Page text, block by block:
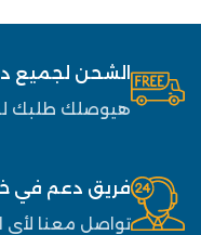
الشحن لجميع
هيوصلك طلبك
فريق دعم في
تواصل معنا لأي